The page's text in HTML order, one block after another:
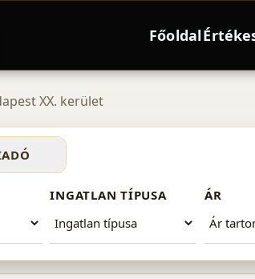
Főoldal
XX. kerület
– Budapest XX.
INGATLAN TÍPUSA ÁR